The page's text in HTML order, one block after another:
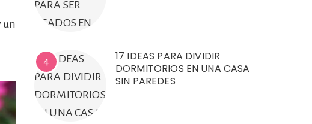
un
4
17 IDEAS PARA DIVIDIR
DORMITORIOS EN UNA CASA
SIN PAREDES